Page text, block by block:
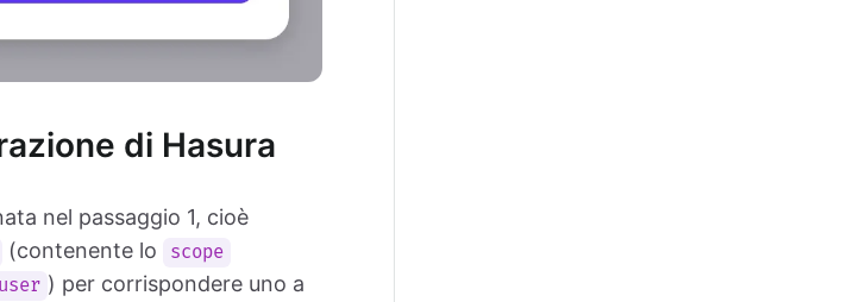
di Hasura
nel passaggio 1, cioè
(contenente lo
scope
) per corrispondere uno a